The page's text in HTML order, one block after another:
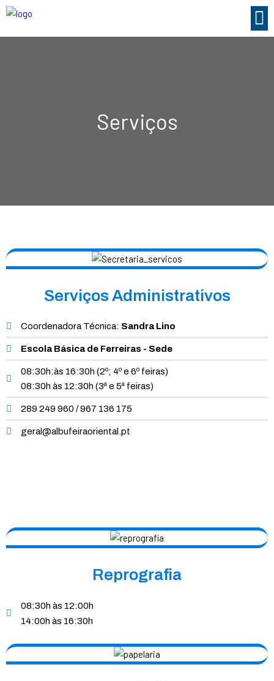
Serviços
Serviços Administrativos
Coordenadora Técnica: Sandra Lino
Escola Básica de Ferreiras - Sede
08:30h:às 16:30h (2º; 4º e 6º feiras)
08:30h às 12:30h (3ª e 5ª feiras)
289 249 960 / 967 136 175
geral@albufeiraoriental.pt
Reprografia
08:30h às 12:00h
14:00h às 16:30h